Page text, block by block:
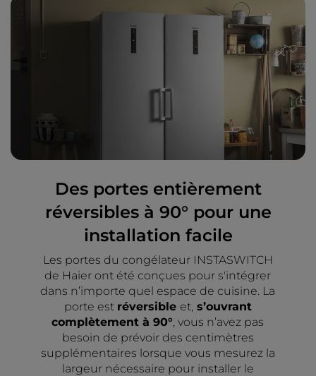
Des portes entièrement
réversibles à 90° pour une
installation facile
Les portes du congélateur INSTASWITCH
de Haier ont été conçues pour s'intégrer
dans n’importe quel espace de cuisine. La
porte est réversible et, s’ouvrant
complètement à 90° , vous n’avez pas
besoin de prévoir des centimètres
supplémentaires lorsque vous mesurez la
largeur nécessaire pour installer le